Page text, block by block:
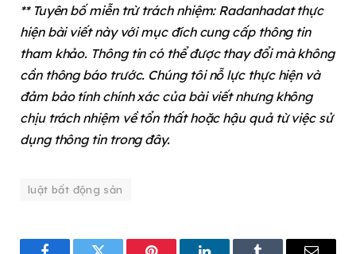
** Tuyên bố miễn trừ trách nhiệm: Radanhadat thực
hiện bài viết này với mục đích cung cấp thông tin
tham khảo. Thông tin có thể được thay đổi mà không
cần thông báo trước. Chúng tôi nỗ lực thực hiện và
đảm bảo tính chính xác của bài viết nhưng không
chịu trách nhiệm về tổn thất hoặc hậu quả từ việc sử
dụng thông tin trong đây.
luật bất động sản